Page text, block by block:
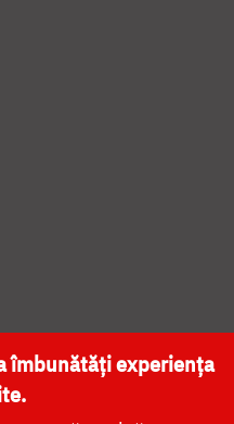
NAȚIONALĂ
îmbunătăți experiența